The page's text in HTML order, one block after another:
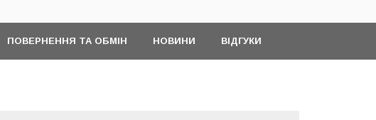
ПОВЕРНЕННЯ ТА ОБМІН НОВИНИ ВІДГУКИ